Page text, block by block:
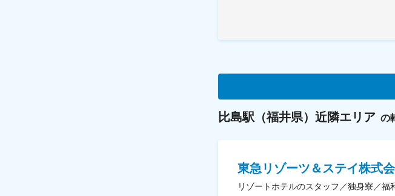
比島駅（福井県） 近隣エリア の
東急リゾーツ＆ステイ株式
リゾートホテルのスタッフ／独身寮／福